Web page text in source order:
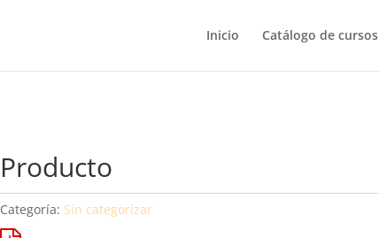
Inicio Catálogo de cursos
Producto
Categoría: Sin categorizar